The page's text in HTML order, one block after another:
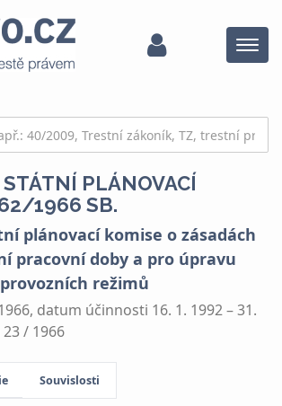
Menu
PLÁNOVACÍ
1966 SB.
plánovací komise o zásadách
pracovní doby a pro úpravu
režimů
datum účinnosti 16. 1. 1992 – 31.
/ 1966
Souvislosti